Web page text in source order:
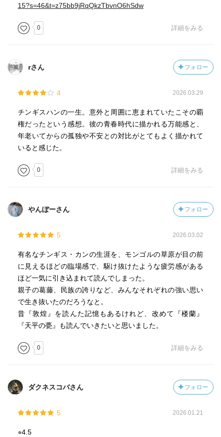
15?s=46&t=z75bb9jRqQkzTbvnO6hSdw
0 詳細をみる
rさん フォロー
4 2026.03.29
チンギスハンの一生。意外と周囲に恵まれていたこその覇
権だったという感想。彼の青春時代に描かれる万能感と、
年老いてからの孤独や不安との対比がとてもよく描かれて
いると感じた。
0 詳細をみる
やんぼーさん フォロー
5 2026.03.02
有名なチンギス・カンの生涯を、モンゴルの草原が目の前
に見えるほどの臨場感で、駆け抜けたような疲労感がある
ほど一気に引き込まれて読んでしまった。
親子の葛藤、民族の誇りなど、みんなそれぞれの強い思い
で生き抜いたのだろうなと。
昔『敦煌』を読んた記憶もあるけれど、改めて『楼蘭』
『天平の甍』も読んでいきたいと思いました。
0 詳細をみる
ダクネスコバさん フォロー
5 2026.01.21
⭐︎4.5